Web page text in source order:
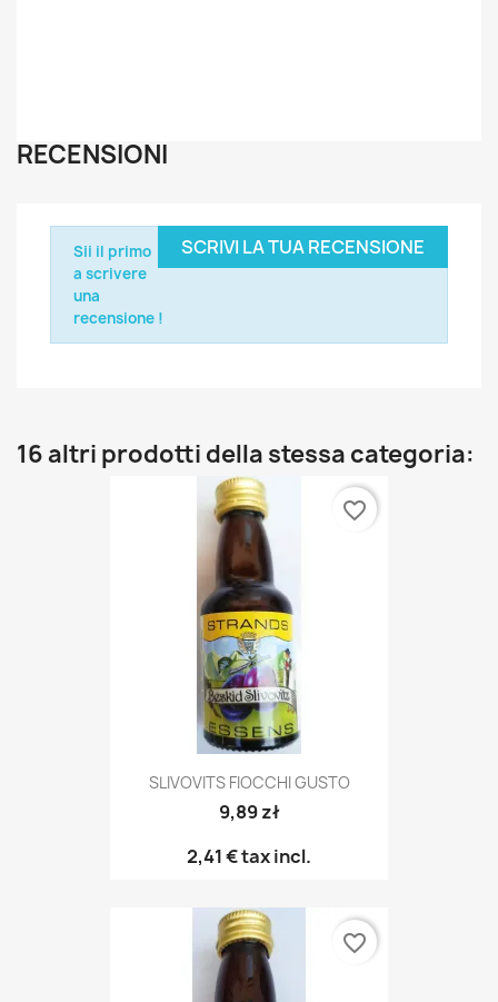
RECENSIONI
SCRIVI LA TUA RECENSIONE
Sii il primo
a scrivere
una
recensione !
16 altri prodotti della stessa categoria:
SLIVOVITS FIOCCHI GUSTO
9,89 zł
2,41 €tax incl.
favorite_border
favorite_border